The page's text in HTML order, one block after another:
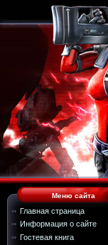
Меню сайта
Главная страница
Информация о сайте
Гостевая книга